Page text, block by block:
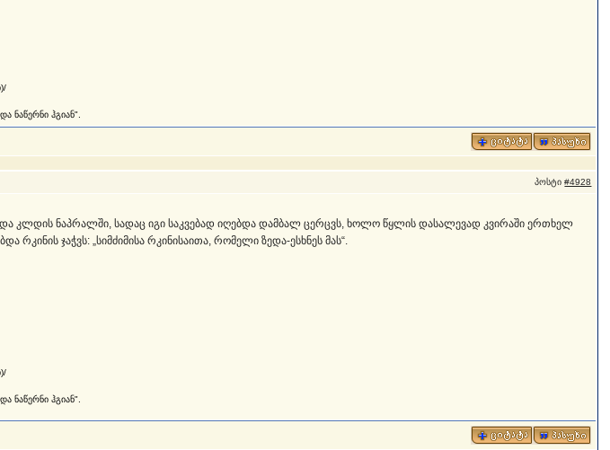
ნაწერნი ჰგიან".
პოსტი#4928
კლდის ნაპრალში, სადაც იგი საკვებად იღებდა დამბალ ცერცვს, ხოლო წყლის დასალევად კვირაში ერთხელ
ჯაჭვს: „სიმძიმისა რკინისაითა, რომელი ზედა-ესხნეს მას“.
ნაწერნი ჰგიან".